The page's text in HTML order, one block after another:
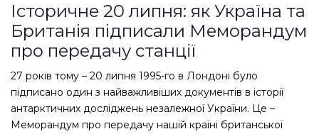
Історичне 20 липня: як Україна та
Британія підписали Меморандум
про передачу станції
27 років тому – 20 липня 1995-го в Лондоні було
підписано один з найважливіших документів в історії
антарктичних досліджень незалежної України. Це –
Меморандум про передачу нашій країні британської